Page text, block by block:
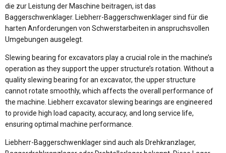
die zur Leistung der Maschine beitragen, ist das
Baggerschwenklager. Liebherr-Baggerschwenklager sind für die
harten Anforderungen von Schwerstarbeiten in anspruchsvollen
Umgebungen ausgelegt.
Slewing bearing for excavators play a crucial role in the machine’s
operation as they support the upper structure’s rotation. Without a
quality slewing bearing for an excavator, the upper structure
cannot rotate smoothly, which affects the overall performance of
the machine. Liebherr excavator slewing bearings are engineered
to provide high load capacity, accuracy, and long service life,
ensuring optimal machine performance.
Liebherr-Baggerschwenklager sind auch als Drehkranzlager,